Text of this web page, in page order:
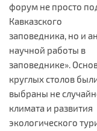
форум не просто
Кавказского
заповедника, но и
научной работы в
заповеднике».
круглых столов
выбраны не
климата и развития
экологического